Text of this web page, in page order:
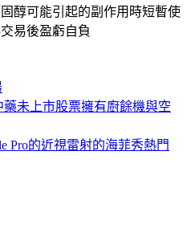
醇可能引起的副作用時短暫使
易後盈虧自負
未上市股票擁有廚餘機與空
Pro的近視雷射的海菲秀熱門